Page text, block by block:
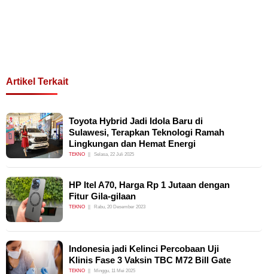
Artikel Terkait
Toyota Hybrid Jadi Idola Baru di
Sulawesi, Terapkan Teknologi Ramah
Lingkungan dan Hemat Energi
TEKNO Selasa, 22 Juli 2025
HP Itel A70, Harga Rp 1 Jutaan dengan
Fitur Gila-gilaan
TEKNO Rabu, 20 Desember 2023
Indonesia jadi Kelinci Percobaan Uji
Klinis Fase 3 Vaksin TBC M72 Bill Gate
TEKNO Minggu, 11 Mei 2025